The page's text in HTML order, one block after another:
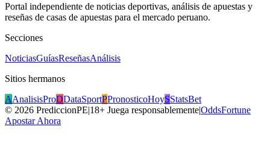
Portal independiente de noticias deportivas, análisis de apuestas y
reseñas de casas de apuestas para el mercado peruano.
Secciones
NoticiasGuíasReseñasAnálisis
Sitios hermanos
AAnalisisProDDataSportPPronosticoHoySStatsBet
© 2026 PrediccionPE|18+ Juega responsablemente|OddsFortune
Apostar Ahora